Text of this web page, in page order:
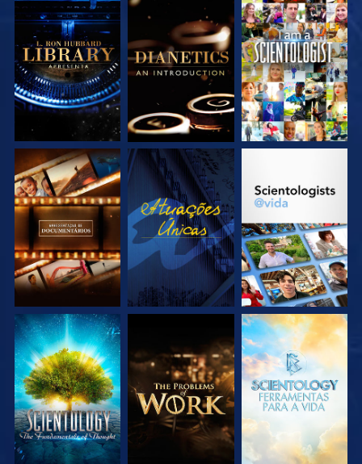
EXPLORE A SÉRIE EXPLORE A SÉRIE VEJA
EXPLORE A SÉRIE VEJA EXPLORE A SÉRIE
EXPLORE A SÉRIE EXPLORE A SÉRIE EXPLORE A SÉRIE